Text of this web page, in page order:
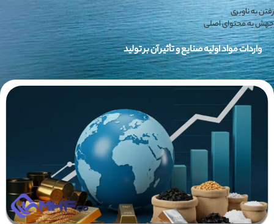
رفتن به ناوبری
جهش به محتوای اصلی
واردات مواد اولیه صنایع و تأثیر آن بر تولید